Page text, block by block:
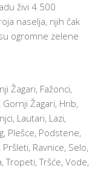
živi 4 500
naselja, njih čak
ogromne zelene
Žagari, Fažonci,
Žagari, Hrib,
Lautari, Lazi,
Plešce, Podstene,
Ravnice, Selo,
Tropeti, Tršće, Vode,